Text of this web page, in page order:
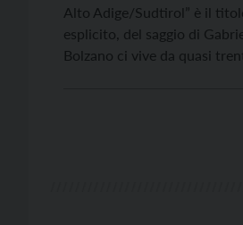
Alto Adige/Sudtirol” è il
esplicito, del saggio di
Bolzano ci vive da quasi